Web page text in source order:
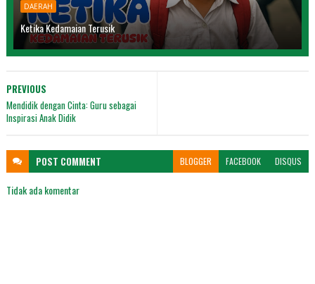
DAERAH
Ketika Kedamaian Terusik
PREVIOUS
Mendidik dengan Cinta: Guru sebagai
Inspirasi Anak Didik
POST COMMENT BLOGGER FACEBOOK DISQUS
Tidak ada komentar